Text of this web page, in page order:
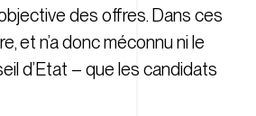
des offres. Dans ces
et n’a donc méconnu ni le
d’Etat – que les candidats